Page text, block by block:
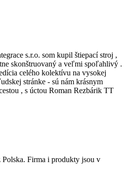
s.r.o. som kupil štiepací stroj ,
skonštruovaný a veľmi spoľahlivý .
celého kolektívu na vysokej
stránke - sú nám krásnym
, s úctou Roman Rezbárik TT
Firma i produkty jsou v